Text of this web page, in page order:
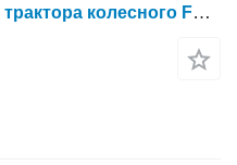
Гидрораспределитель для трактора колесного Ford 6640